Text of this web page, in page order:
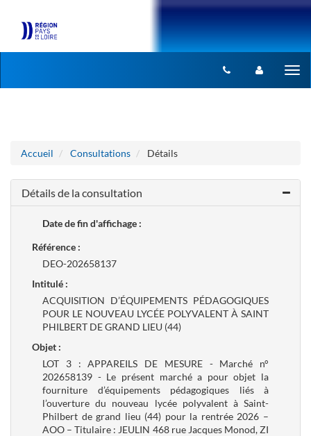
Accueil Consultations Détails
Détails de la consultation
Date de fin d'affichage :
Référence :
DEO-202658137
Intitulé :
ACQUISITION D’ÉQUIPEMENTS PÉDAGOGIQUES
POUR LE NOUVEAU LYCÉE POLYVALENT À SAINT
PHILBERT DE GRAND LIEU (44)
Objet :
LOT 3 : APPAREILS DE MESURE - Marché n°
202658139 - Le présent marché a pour objet la
fourniture d’équipements pédagogiques liés à
l’ouverture du nouveau lycée polyvalent à Saint-
Philbert de grand lieu (44) pour la rentrée 2026 –
AOO – Titulaire : JEULIN 468 rue Jacques Monod, ZI